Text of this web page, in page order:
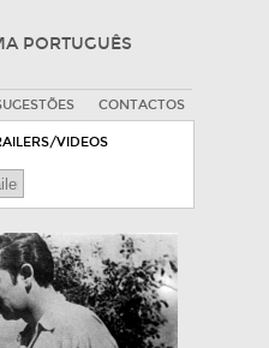
PORTUGUÊS
CONTACTOS
VIDEOS